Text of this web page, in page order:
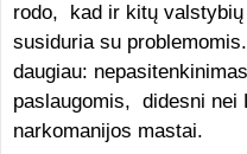
rodo, kad ir kitų
susiduria su
daugiau:
paslaugomis, didesni
narkomanijos mastai.